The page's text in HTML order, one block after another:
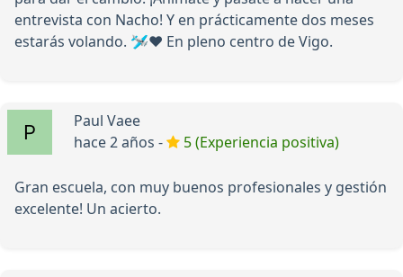
entrevista con Nacho! Y en prácticamente dos meses
estarás volando. 🛩️♥️ En pleno centro de Vigo.
Paul Vaee
hace 2 años -
5 (Experiencia positiva)
Gran escuela, con muy buenos profesionales y gestión
excelente! Un acierto.